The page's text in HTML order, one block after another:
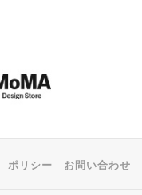
ポリシー お問い合わせ